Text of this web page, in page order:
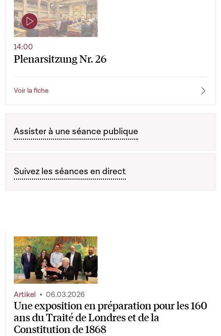
Plenarsitzung Nr. 26
14:00
Voir la fiche
Assister à une séance publique
Suivez les séances en direct
Une exposition en préparation pour les 160
ans du Traité de Londres et de la
Constitution de 1868
Artikel 06.03.2026